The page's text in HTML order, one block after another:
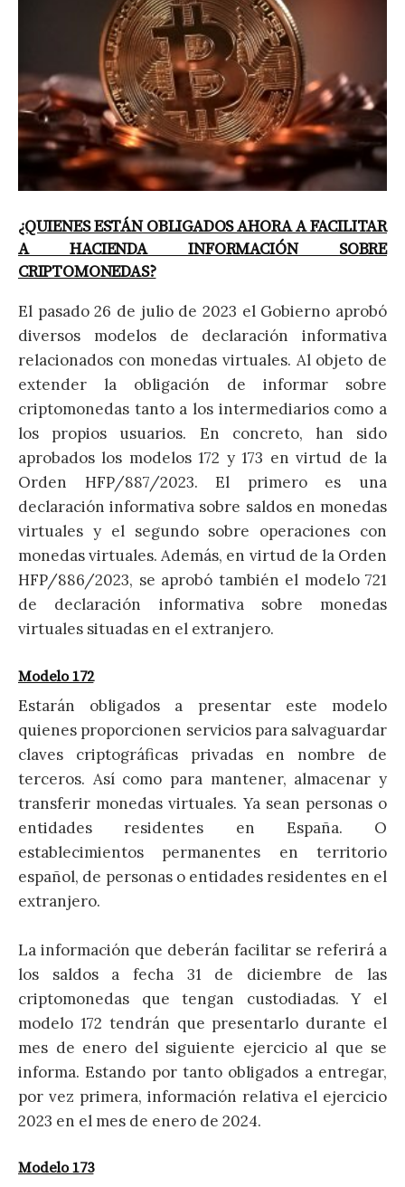
¿QUIENES ESTÁN OBLIGADOS AHORA A FACILITAR
A HACIENDA INFORMACIÓN SOBRE
CRIPTOMONEDAS?
El pasado 26 de julio de 2023 el Gobierno aprobó
diversos modelos de declaración informativa
relacionados con monedas virtuales. Al objeto de
extender la obligación de informar sobre
criptomonedas tanto a los intermediarios como a
los propios usuarios. En concreto, han sido
aprobados los modelos 172 y 173 en virtud de la
Orden HFP/887/2023. El primero es una
declaración informativa sobre saldos en monedas
virtuales y el segundo sobre operaciones con
monedas virtuales. Además, en virtud de la Orden
HFP/886/2023, se aprobó también el modelo 721
de declaración informativa sobre monedas
virtuales situadas en el extranjero.
Modelo 172
Estarán obligados a presentar este modelo
quienes proporcionen servicios para salvaguardar
claves criptográficas privadas en nombre de
terceros. Así como para mantener, almacenar y
transferir monedas virtuales. Ya sean personas o
entidades residentes en España. O
establecimientos permanentes en territorio
español, de personas o entidades residentes en el
extranjero.
La información que deberán facilitar se referirá a
los saldos a fecha 31 de diciembre de las
criptomonedas que tengan custodiadas. Y el
modelo 172 tendrán que presentarlo durante el
mes de enero del siguiente ejercicio al que se
informa. Estando por tanto obligados a entregar,
por vez primera, información relativa el ejercicio
2023 en el mes de enero de 2024.
Modelo 173